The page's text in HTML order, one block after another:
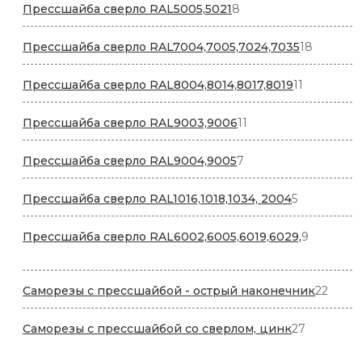
Прессшайба сверло RAL5005,50218
товаров
Прессшайба сверло RAL7004,7005,7024,703518
товаров
Прессшайба сверло RAL8004,8014,8017,801911
товаров
Прессшайба сверло RAL9003,900611
товаров
Прессшайба сверло RAL9004,90057
товаров
Прессшайба сверло RAL1016,1018,1034, 200455
товаров
Прессшайба сверло RAL6002,6005,6019,6029,9
Саморезы с прессшайбой - острый наконечник22
Саморезы с прессшайбой со сверлом, цинк27